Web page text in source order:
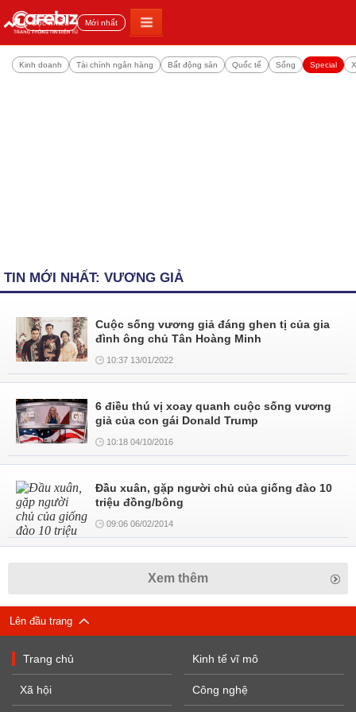
Đọc nhiều Mới nhất
Kinh doanh Tài chính ngân hàng Bất động sản Quốc tế Sống Special
TIN MỚI NHẤT: VƯƠNG GIẢ
Cuộc sống vương giả đáng ghen tị của gia
đình ông chủ Tân Hoàng Minh
10:37 13/01/2022
6 điều thú vị xoay quanh cuộc sống vương
giả của con gái Donald Trump
10:18 04/10/2016
Đầu xuân, gặp người chủ của giống đào 10
triệu đồng/bông
09:06 06/02/2014
Xem thêm
Lên đầu trang
Trang chủ
Xã hội
Kinh tế vĩ mô
Công nghệ